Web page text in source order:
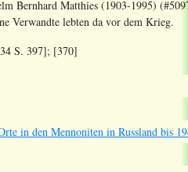
Bernhard Matthies (1903-1995)
Verwandte lebten da vor dem Krieg.
S. 397]; [370]
in den Mennoniten in Russland bis